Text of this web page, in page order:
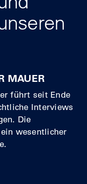
MAUER
führt seit Ende
Interviews
Die
wesentlicher